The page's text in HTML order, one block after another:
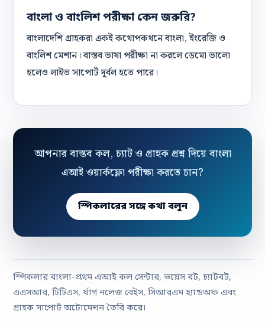
বাংলা ও বাংলিশ পরীক্ষা কেন জরুরি?
বাংলাদেশি গ্রাহকরা একই কথোপকথনে বাংলা, ইংরেজি ও
বাংলিশ মেশান। বাস্তব ভাষা পরীক্ষা না করলে ডেমো ভালো
হলেও লাইভ সাপোর্ট দুর্বল হতে পারে।
আপনার বাস্তব কল, চ্যাট ও গ্রাহক প্রশ্ন দিয়ে বাংলা
এআই ওয়ার্কফ্লো পরীক্ষা করতে চান?
স্পিকলারের সঙ্গে কথা বলুন
স্পিকলার বাংলা-প্রথম এআই কল সেন্টার, ভয়েস বট, চ্যাটবট,
এএসআর, টিটিএস, র্যাগ নলেজ বেইস, সিআরএম হ্যান্ডঅফ এবং
গ্রাহক সাপোর্ট অটোমেশন তৈরি করে।